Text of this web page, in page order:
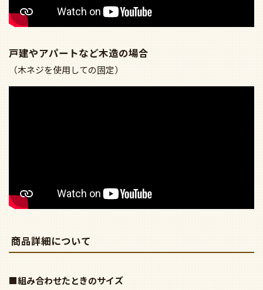
（木ネジを使用しての固定）
●外径Φ1305mm 高さ415mm 重量6.7kg